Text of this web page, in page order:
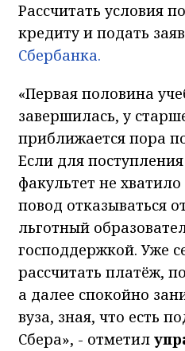
Рассчитать условия
кредиту и подать
Сбербанка.
«Первая половина
завершилась, у
приближается пора
Если для
факультет не
повод отказываться
льготный
господдержкой. Уже
рассчитать платёж,
а далее спокойно
вуза, зная, что есть
Сбера», - отметил